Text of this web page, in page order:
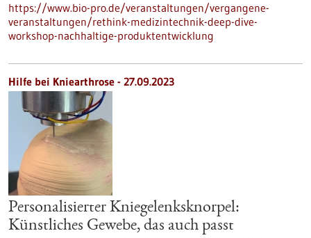
https://www.bio-pro.de/veranstaltungen/vergangene-
veranstaltungen/rethink-medizintechnik-deep-dive-
workshop-nachhaltige-produktentwicklung
Hilfe bei Kniearthrose - 27.09.2023
Personalisierter Kniegelenksknorpel:
Künstliches Gewebe, das auch passt